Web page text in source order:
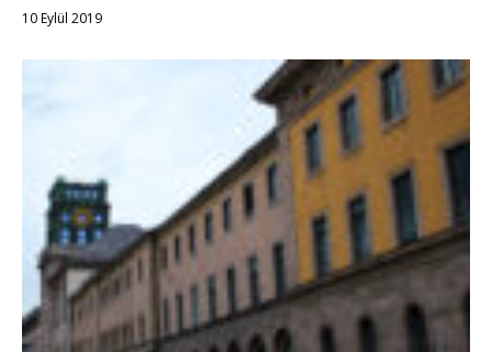
10 Eylül 2019